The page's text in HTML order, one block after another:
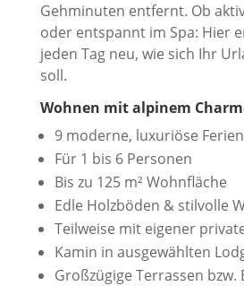
Gehminuten entfernt. Ob
oder entspannt im Spa: Hier
jeden Tag neu, wie sich Ihr
soll.
Wohnen mit alpinem
9 moderne, luxuriöse
Für 1 bis 6 Personen
Bis zu 125 m² Wohnfläche
Edle Holzböden & stilvolle
Teilweise mit eigener
Kamin in ausgewählten
Großzügige Terrassen bzw.